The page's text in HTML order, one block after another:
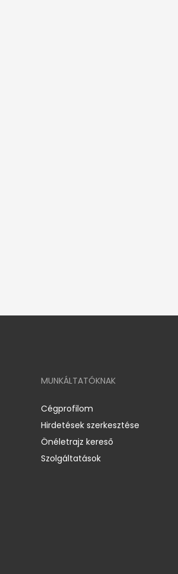
MUNKÁLTATÓKNAK
Cégprofilom
Hirdetések szerkesztése
Önéletrajz kereső
Szolgáltatások